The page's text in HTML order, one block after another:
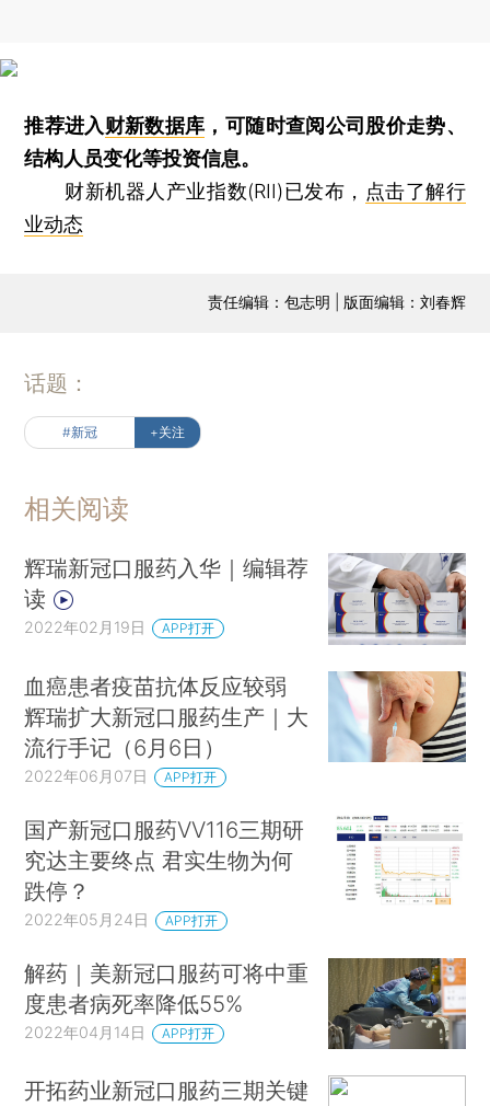
推荐进入财新数据库 ，可随时查阅公司股价走势、
结构人员变化等投资信息。
财新机器人产业指数(RII)已发布， 点击了解行
业动态
责任编辑：包志明 | 版面编辑：刘春辉
话题：
#新冠 +关注
相关阅读
辉瑞新冠口服药入华｜编辑荐
读
2022年02月19日 APP打开
血癌患者疫苗抗体反应较弱
辉瑞扩大新冠口服药生产｜大
流行手记（6月6日）
2022年06月07日 APP打开
国产新冠口服药VV116三期研
究达主要终点 君实生物为何
跌停？
2022年05月24日 APP打开
解药｜美新冠口服药可将中重
度患者病死率降低55%
2022年04月14日 APP打开
开拓药业新冠口服药三期关键